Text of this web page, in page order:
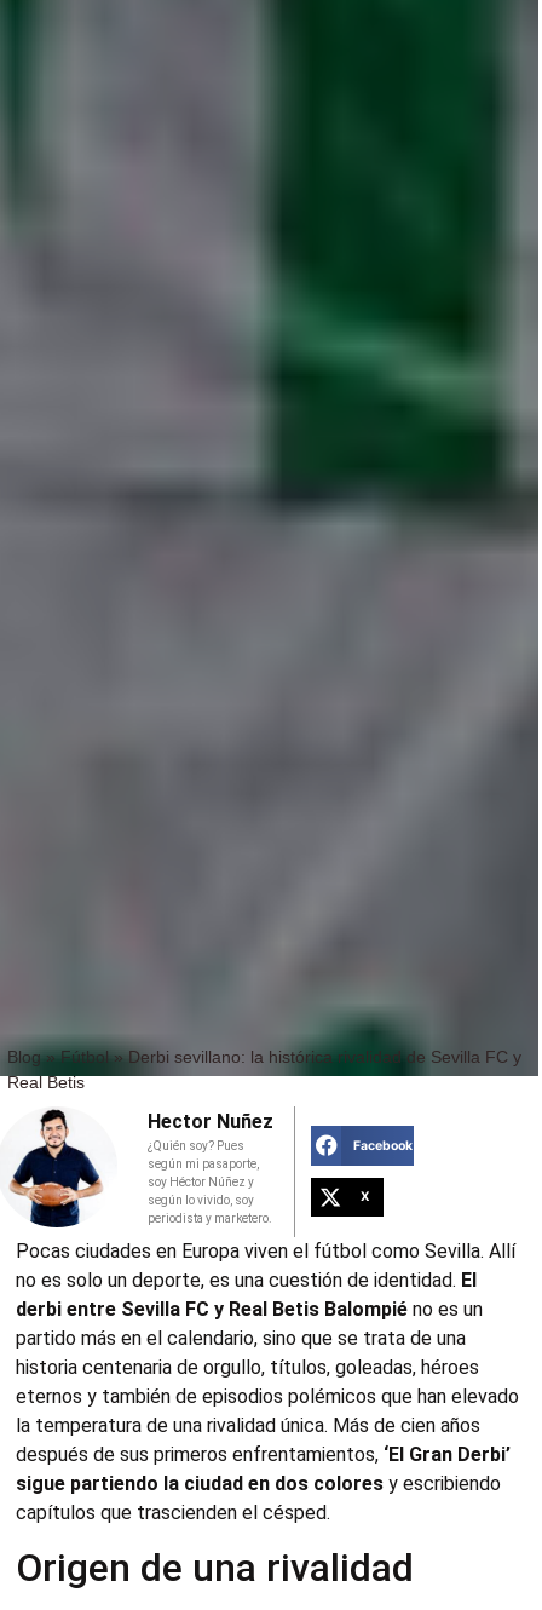
Blog»Fútbol»Derbi sevillano: la histórica rivalidad de Sevilla FC y
Real Betis
Hector Nuñez
¿Quién soy? Pues
según mi pasaporte,
soy Héctor Núñez y
según lo vivido, soy
periodista y marketero.
Facebook
X
Pocas ciudades en Europa viven el fútbol como Sevilla. Allí
no es solo un deporte, es una cuestión de identidad. El
derbi entre Sevilla FC y Real Betis Balompié no es un
partido más en el calendario, sino que se trata de una
historia centenaria de orgullo, títulos, goleadas, héroes
eternos y también de episodios polémicos que han elevado
la temperatura de una rivalidad única. Más de cien años
después de sus primeros enfrentamientos, ‘El Gran Derbi’
sigue partiendo la ciudad en dos colores y escribiendo
capítulos que trascienden el césped.
Origen de una rivalidad